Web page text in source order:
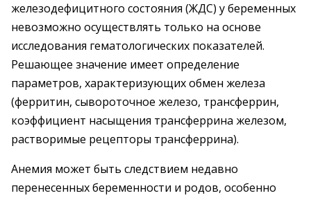
железодефицитного состояния (ЖДС) у беременных
невозможно осуществлять только на основе
исследования гематологических показателей.
Решающее значение имеет определение
параметров, характеризующих обмен железа
(ферритин, сывороточное железо, трансферрин,
коэффициент насыщения трансферрина железом,
растворимые рецепторы трансферрина).
Анемия может быть следствием недавно
перенесенных беременности и родов, особенно